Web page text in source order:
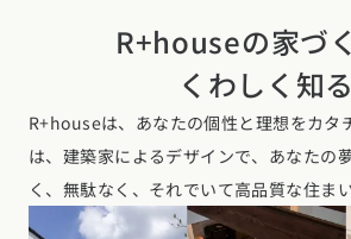
R+houseの家づ
くわしく知る
R+houseは、あなたの個性と理想をカタ
は、建築家によるデザインで、あなたの
く、無駄なく、それでいて高品質な住ま